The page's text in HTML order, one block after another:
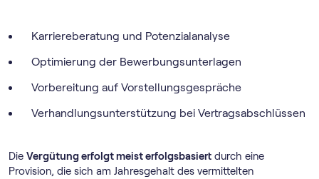
Karriereberatung und Potenzialanalyse
Optimierung der Bewerbungsunterlagen
Vorbereitung auf Vorstellungsgespräche
Verhandlungsunterstützung bei Vertragsabschlüssen
Die Vergütung erfolgt meist erfolgsbasiert durch eine
Provision, die sich am Jahresgehalt des vermittelten